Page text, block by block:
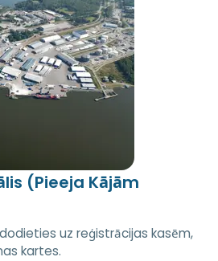
(Pieeja Kājām
uz reģistrācijas kasēm,
kartes.